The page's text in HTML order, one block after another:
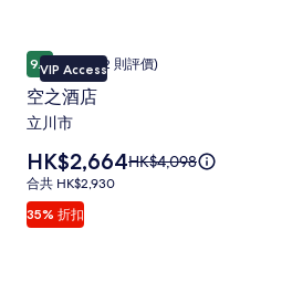
關
詳
空
之
酒
店
相
片
集
VIP Access
9.49.4 分 (滿分為 10 分)，完美，(782 則評價)
完美(782 則評價)
空之酒店
立川市
35% 折扣
價
格
為
HK$2,664
HK$2,664原
HK$4,098
合
共
HK$2,930
合共 HK$2,930
空之酒店